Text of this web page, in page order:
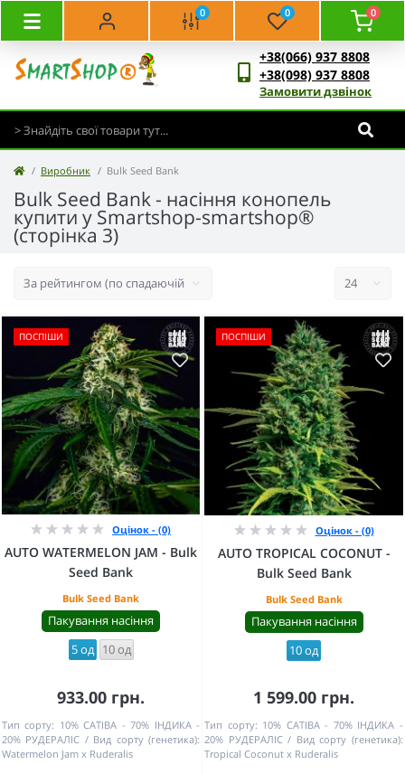
0 0 0
+38(066) 937 8808
+38(098) 937 8808
Замовити дзвінок
Виробник Bulk Seed Bank
Bulk Seed Bank - насіння конопель
купити у Smartshop-smartshop®
(сторінка 3)
ПОСПІШИ
Оцінок - (0)
AUTO WATERMELON JAM - Bulk
Seed Bank
Bulk Seed Bank
Пакування насіння
5 од 10 од
933.00 грн.
Тип сорту: 10% САТІВА - 70% ІНДИКА -
20% РУДЕРАЛІС
Вид сорту (генетика):
Watermelon Jam x Ruderalis
ПОСПІШИ
Оцінок - (0)
AUTO TROPICAL COCONUT -
Bulk Seed Bank
Bulk Seed Bank
Пакування насіння
10 од
1 599.00 грн.
Тип сорту: 10% САТІВА - 70% ІНДИКА -
20% РУДЕРАЛІС
Вид сорту (генетика):
Tropical Coconut x Ruderalis